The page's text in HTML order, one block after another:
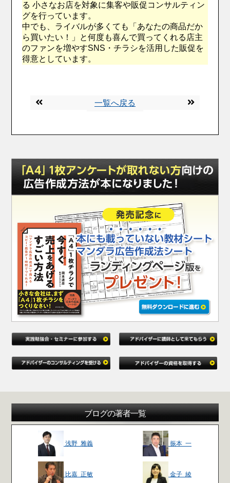
る 小さなお店を対象に集客や販促コンサルティン
グを行っています。
中でも、ライバルが多くても「あなたの商品だか
ら買いたい！」と何度も喜んで買ってくれる店主
のファンを増やすSNS・チラシを活用した販促を
得意としています。
一覧へ戻る
ブログの著者一覧
浅野 雅義 振本 一
比嘉 正敏 金子 綾